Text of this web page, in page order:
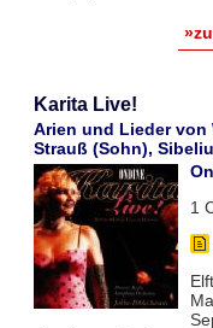
Karita Live!
Arien und Lieder von
Strauß (Sohn),
1